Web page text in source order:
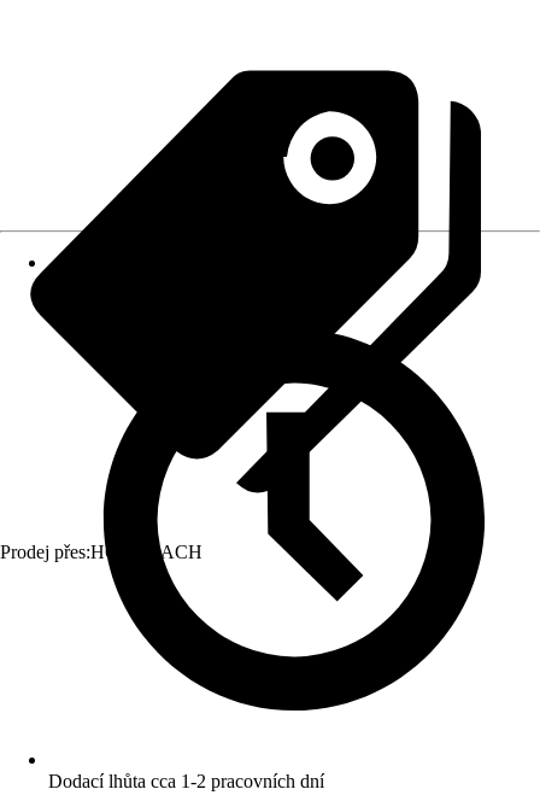
Prodej přes:HORNBACH
Dodací lhůta cca 1-2 pracovních dní